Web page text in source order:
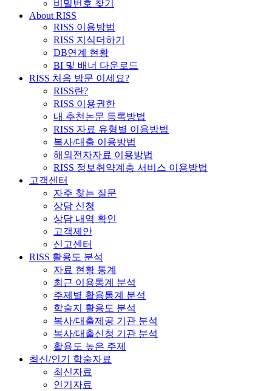
비밀번호 찾기
About RISS
RISS 이용방법
RISS 지식더하기
DB연계 현황
BI 및 배너 다운로드
RISS 처음 방문 이세요?
RISS란?
RISS 이용권한
내 추천논문 등록방법
RISS 자료 유형별 이용방법
복사/대출 이용방법
해외전자자료 이용방법
RISS 정보취약계층 서비스 이용방법
고객센터
자주 찾는 질문
상담 신청
상담 내역 확인
고객제안
신고센터
RISS 활용도 분석
자료 현황 통계
최근 이용통계 분석
주제별 활용통계 분석
학술지 활용도 분석
복사/대출제공 기관 분석
복사/대출신청 기관 분석
활용도 높은 주제
최신/인기 학술자료
최신자료
인기자료